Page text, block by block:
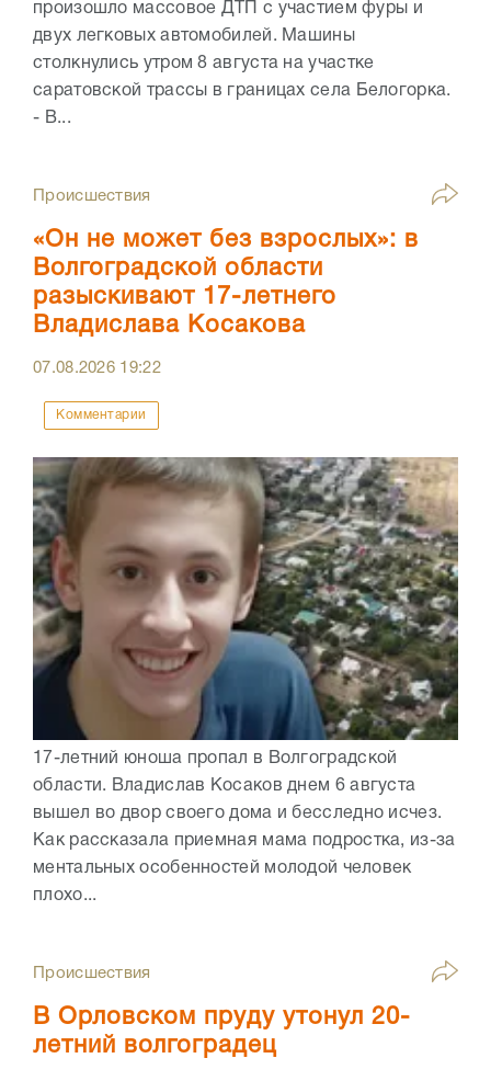
произошло массовое ДТП с участием фуры и
двух легковых автомобилей. Машины
столкнулись утром 8 августа на участке
саратовской трассы в границах села Белогорка.
- В...
Происшествия
«Он не может без взрослых»: в
Волгоградской области
разыскивают 17-летнего
Владислава Косакова
07.08.2026 19:22
Комментарии
17-летний юноша пропал в Волгоградской
области. Владислав Косаков днем 6 августа
вышел во двор своего дома и бесследно исчез.
Как рассказала приемная мама подростка, из-за
ментальных особенностей молодой человек
плохо...
Происшествия
В Орловском пруду утонул 20-
летний волгоградец